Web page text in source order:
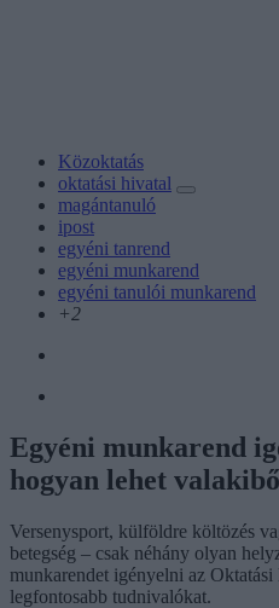
Közoktatás
oktatási hivatal
magántanuló
ipost
egyéni tanrend
egyéni munkarend
egyéni tanulói munkarend
+2
Egyéni munkarend
hogyan lehet
Versenysport, külföldre költözés
betegség – csak néhány olyan
munkarendet igényelni az
legfontosabb tudnivalókat.